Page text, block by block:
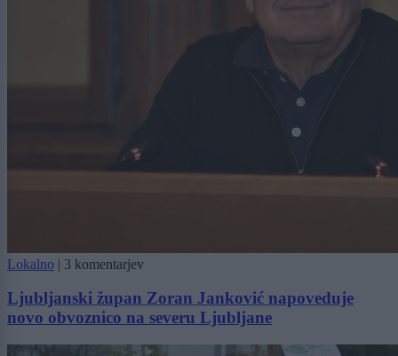
Lokalno | 3 komentarjev
Ljubljanski župan Zoran Janković napoveduje
novo obvoznico na severu Ljubljane